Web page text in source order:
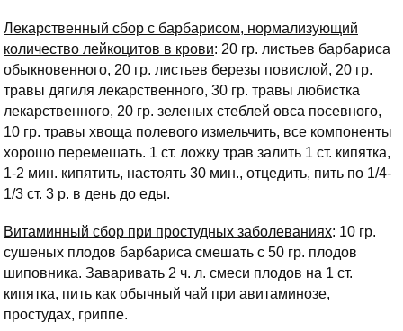
Лекарственный сбор с барбарисом, нормализующий
количество лейкоцитов в крови: 20 гр. листьев барбариса
обыкновенного, 20 гр. листьев березы повислой, 20 гр.
травы дягиля лекарственного, 30 гр. травы любистка
лекарственного, 20 гр. зеленых стеблей овса посевного,
10 гр. травы хвоща полевого измельчить, все компоненты
хорошо перемешать. 1 ст. ложку трав залить 1 ст. кипятка,
1-2 мин. кипятить, настоять 30 мин., отцедить, пить по 1/4-
1/3 ст. 3 р. в день до еды.
Витаминный сбор при простудных заболеваниях: 10 гр.
сушеных плодов барбариса смешать с 50 гр. плодов
шиповника. Заваривать 2 ч. л. смеси плодов на 1 ст.
кипятка, пить как обычный чай при авитаминозе,
простудах, гриппе.